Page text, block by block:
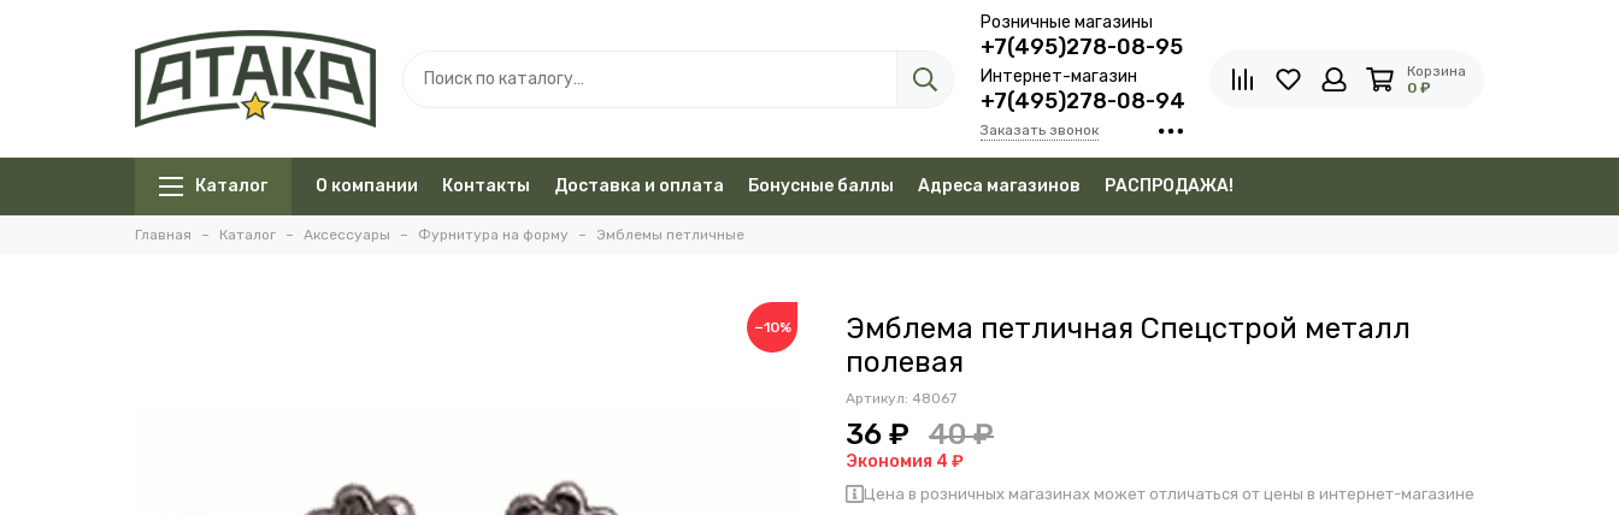
Розничные магазины
+7(495)278-08-95
Интернет-магазин
+7(495)278-08-94
Заказать звонок
Корзина
0 ₽
Каталог О компании Контакты Доставка и оплата Бонусные баллы Адреса магазинов РАСПРОДАЖА!
Главная Каталог Аксессуары Фурнитура на форму Эмблемы петличные
−10%
Эмблема петличная Спецстрой металл
полевая
Артикул: 48067
36 ₽ 40 ₽
Экономия 4 ₽
Цена в розничных магазинах может отличаться от цены в интернет-магазине